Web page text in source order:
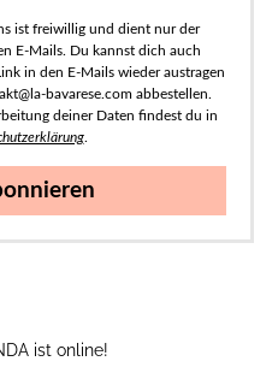
ist freiwillig und dient nur der
E-Mails. Du kannst dich auch
in den E-Mails wieder austragen
bavarese.com abbestellen.
deiner Daten findest du in
.
ist online!